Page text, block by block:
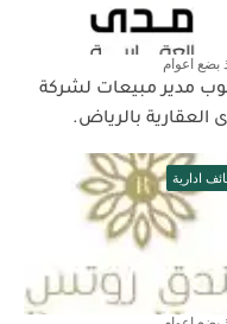
بضع اعوام
مدير مبيعات لشركة
العقارية بالرياض.
ادارية